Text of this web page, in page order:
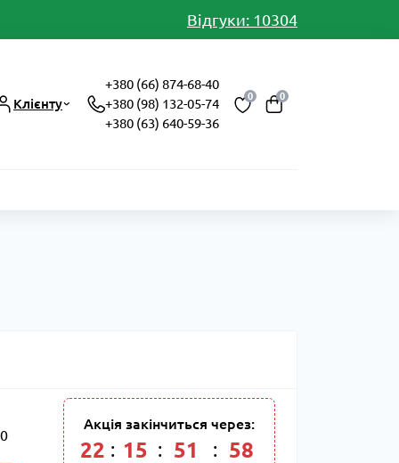
Відгуки: 10304
Клієнту
+380 (66) 874-68-40
+380 (98) 132-05-74
+380 (63) 640-59-36
0 0
Акція закінчиться через:
22 : 15 : 51 : 57